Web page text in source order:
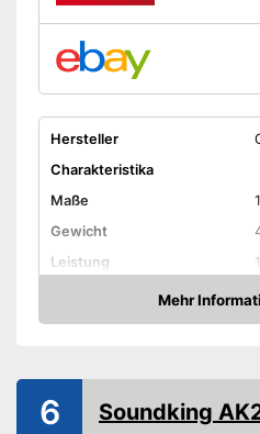
Hersteller
Charakteristika
Maße
Gewicht
Leistung
Anzahl Lautsprecher
Mehr
Amazon
6 Soundking